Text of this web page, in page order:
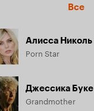
Все
Алисса Николь
Porn Star
Джессика
Grandmother